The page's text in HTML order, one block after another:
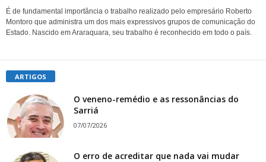
É de fundamental importância o trabalho realizado pelo empresário Roberto
Montoro que administra um dos mais expressivos grupos de comunicação do
Estado. Nascido em Araraquara, seu trabalho é reconhecido em todo o país.
ARTIGOS
O veneno-remédio e as ressonâncias do
Sarriá
07/07/2026
O erro de acreditar que nada vai mudar